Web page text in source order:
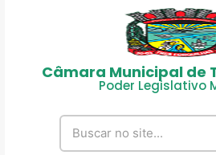
Câmara Municipal de
Poder Legislativo